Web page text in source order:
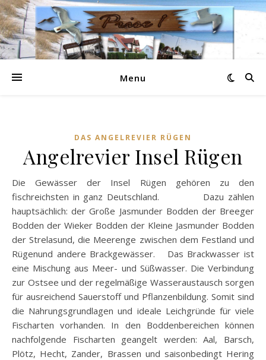
Menu
DAS ANGELREVIER RÜGEN
Angelrevier Insel Rügen
Die Gewässer der Insel Rügen gehören zu den
fischreichsten in ganz Deutschland. Dazu zählen
hauptsächlich: der Große Jasmunder Bodden der Breeger
Bodden der Wieker Bodden der Kleine Jasmunder Bodden
der Strelasund, die Meerenge zwischen dem Festland und
Rügenund andere Brackgewässer. Das Brackwasser ist
eine Mischung aus Meer- und Süßwasser. Die Verbindung
zur Ostsee und der regelmäßige Wasseraustausch sorgen
für ausreichend Sauerstoff und Pflanzenbildung. Somit sind
die Nahrungsgrundlagen und ideale Leichgründe für viele
Fischarten vorhanden. In den Boddenbereichen können
nachfolgende Fischarten geangelt werden: Aal, Barsch,
Plötz, Hecht, Zander, Brassen und saisonbedingt Hering